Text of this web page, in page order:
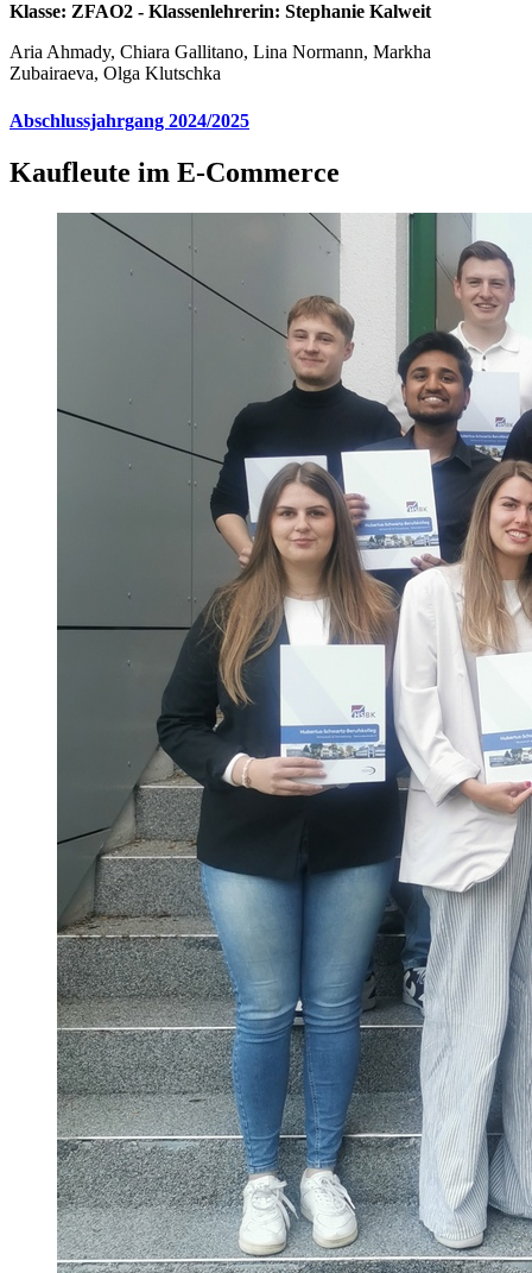
Klasse: ZFAO2 - Klassenlehrerin: Stephanie Kalweit
Aria Ahmady, Chiara Gallitano, Lina Normann, Markha
Zubairaeva, Olga Klutschka
Abschlussjahrgang 2024/2025
Kaufleute im E-Commerce